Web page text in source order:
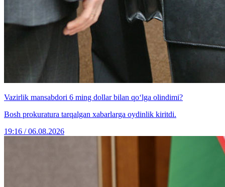
Vazirlik mansabdori 6 ming dollar bilan qo‘lga olindimi?
Bosh prokuratura tarqalgan xabarlarga oydinlik kiritdi.
19:16 / 06.08.2026